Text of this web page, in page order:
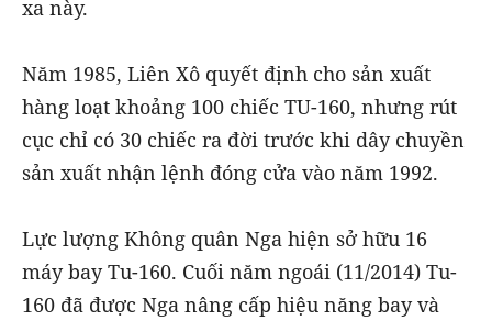
xa này.
Năm 1985, Liên Xô quyết định cho sản xuất
hàng loạt khoảng 100 chiếc TU-160, nhưng rút
cục chỉ có 30 chiếc ra đời trước khi dây chuyền
sản xuất nhận lệnh đóng cửa vào năm 1992.
Lực lượng Không quân Nga hiện sở hữu 16
máy bay Tu-160. Cuối năm ngoái (11/2014) Tu-
160 đã được Nga nâng cấp hiệu năng bay và